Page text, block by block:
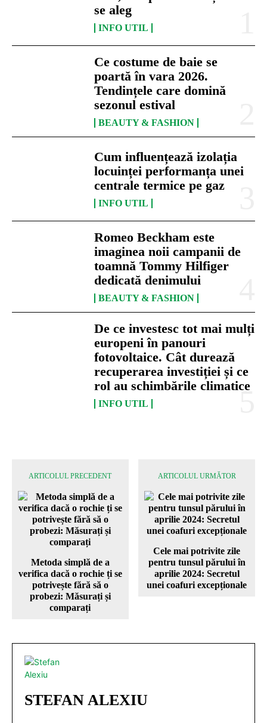
se aleg
INFO UTIL
Ce costume de baie se
poartă în vara 2026.
Tendințele care domină
sezonul estival
BEAUTY & FASHION
Cum influențează izolația
locuinței performanța unei
centrale termice pe gaz
INFO UTIL
Romeo Beckham este
imaginea noii campanii de
toamnă Tommy Hilfiger
dedicată denimului
BEAUTY & FASHION
De ce investesc tot mai mulți
europeni în panouri
fotovoltaice. Cât durează
recuperarea investiției și ce
rol au schimbările climatice
INFO UTIL
ARTICOLUL PRECEDENT
Metoda simplă de a
verifica dacă o rochie ți se
potrivește fără să o
probezi: Măsurați și
comparați
ARTICOLUL URMĂTOR
Cele mai potrivite zile
pentru tunsul părului în
aprilie 2024: Secretul
unei coafuri excepționale
STEFAN ALEXIU